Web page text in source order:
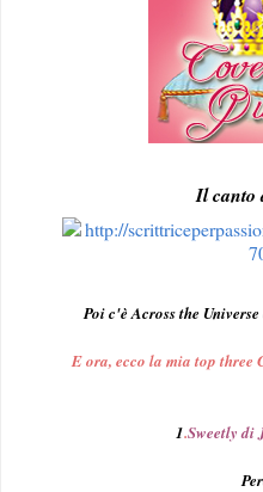
Il canto
Poi c'è Across the
E ora, ecco la mia top three
1.Sweetly di